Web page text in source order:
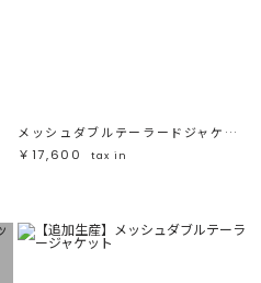
メッシュダブルテーラードジャケット
￥17,600
tax in